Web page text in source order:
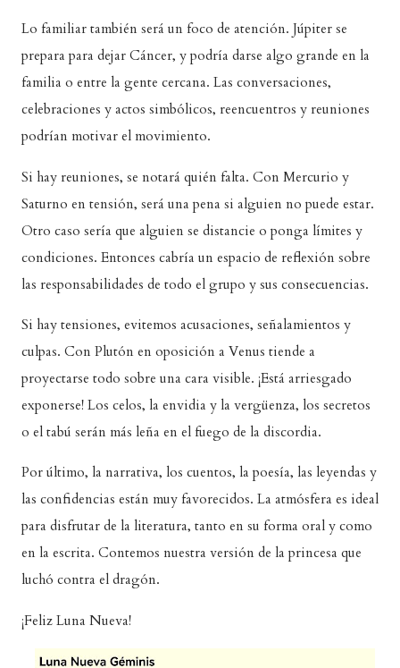
Lo familiar también será un foco de atención. Júpiter se
prepara para dejar Cáncer, y podría darse algo grande en la
familia o entre la gente cercana. Las conversaciones,
celebraciones y actos simbólicos, reencuentros y reuniones
podrían motivar el movimiento.
Si hay reuniones, se notará quién falta. Con Mercurio y
Saturno en tensión, será una pena si alguien no puede estar.
Otro caso sería que alguien se distancie o ponga límites y
condiciones. Entonces cabría un espacio de reflexión sobre
las responsabilidades de todo el grupo y sus consecuencias.
Si hay tensiones, evitemos acusaciones, señalamientos y
culpas. Con Plutón en oposición a Venus tiende a
proyectarse todo sobre una cara visible. ¡Está arriesgado
exponerse! Los celos, la envidia y la vergüenza, los secretos
o el tabú serán más leña en el fuego de la discordia.
Por último, la narrativa, los cuentos, la poesía, las leyendas y
las confidencias están muy favorecidos. La atmósfera es ideal
para disfrutar de la literatura, tanto en su forma oral y como
en la escrita. Contemos nuestra versión de la princesa que
luchó contra el dragón.
¡Feliz Luna Nueva!